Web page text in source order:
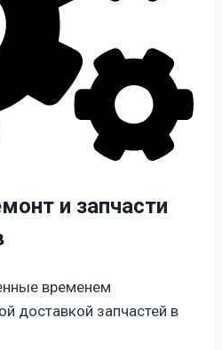
и запчасти
временем
доставкой запчастей в